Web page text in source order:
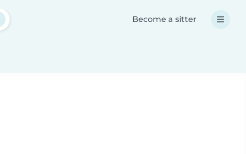
Become a sitter